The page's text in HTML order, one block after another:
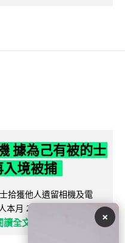
據為己有被的士
境被捕
拾獲他人遺留相機及電
本月 2 日經港珠澳大橋再
讀全文 ×